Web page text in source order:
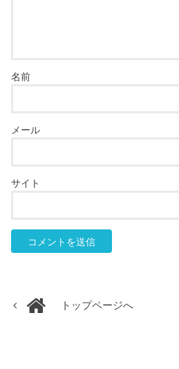
名前
メール
サイト
トップページへ